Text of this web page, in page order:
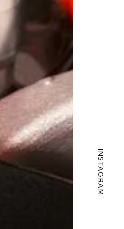
INSTAGRAM